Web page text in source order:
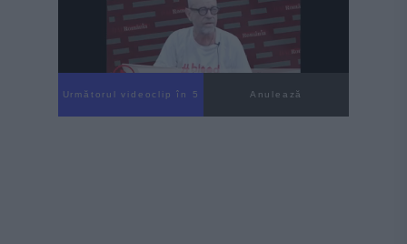
Următorul videoclip în 4 Anulează